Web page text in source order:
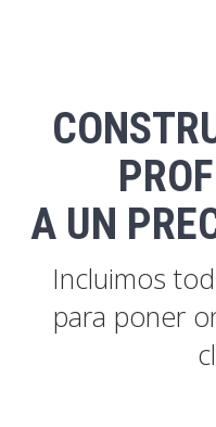
A UN
Incluimos
para poner